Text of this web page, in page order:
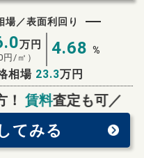
場／表面利回り
万円
円/㎡） 4.68 %
相場 23.3万円
！ 賃料査定も可／
てみる
タート！